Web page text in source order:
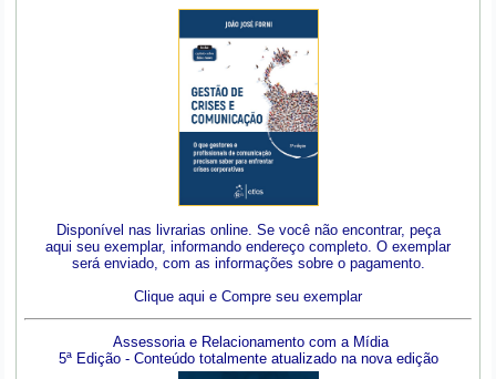
Disponível nas livrarias online. Se você não encontrar, peça
aqui seu exemplar, informando endereço completo. O exemplar
será enviado, com as informações sobre o pagamento.
Clique aqui e Compre seu exemplar
Assessoria e Relacionamento com a Mídia
5ª Edição - Conteúdo totalmente atualizado na nova edição